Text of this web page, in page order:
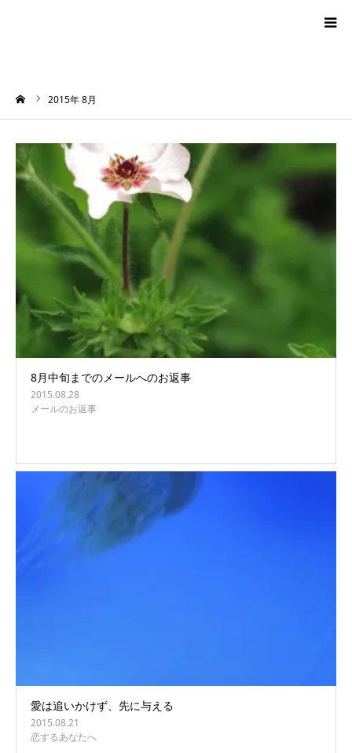
2015年 8月
8月中旬までのメールへのお返事
2015.08.28
メールのお返事
愛は追いかけず、先に与える
2015.08.21
恋するあなたへ
プロフィール
オーロラ・タロット
ハワイアン・スピリチュアルタロット
お問い合わせ